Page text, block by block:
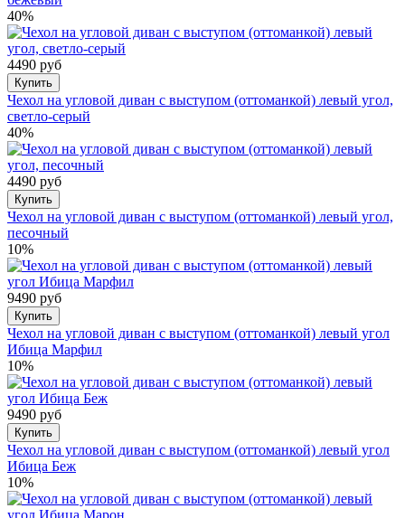
40%
4490 руб
Купить
Чехол на угловой диван с выступом (оттоманкой) левый угол,
светло-серый
40%
4490 руб
Купить
Чехол на угловой диван с выступом (оттоманкой) левый угол,
песочный
10%
9490 руб
Купить
Чехол на угловой диван с выступом (оттоманкой) левый угол
Ибица Марфил
10%
9490 руб
Купить
Чехол на угловой диван с выступом (оттоманкой) левый угол
Ибица Беж
10%